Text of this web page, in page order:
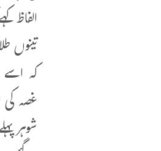
الفاظ
تینوں
کہ
غصہ
شوہر